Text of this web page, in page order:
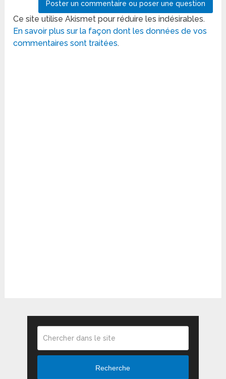
Ce site utilise Akismet pour réduire les indésirables.
En savoir plus sur la façon dont les données de vos
commentaires sont traitées.
Recherche